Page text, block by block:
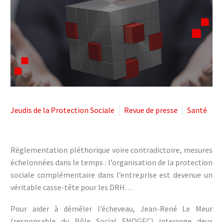
Jeudis de la Protection Sociale Revue de presse Santé
Réglementation pléthorique voire contradictoire, mesures
échelonnées dans le temps : l’organisation de la protection
sociale complémentaire dans l’entreprise est devenue un
véritable casse-tête pour les DRH…
Pour aider à démêler l’écheveau, Jean-René Le Meur